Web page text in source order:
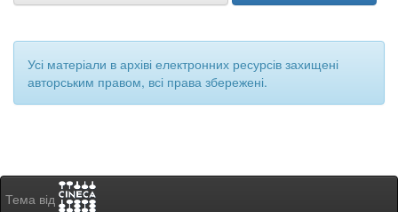
Усі матеріали в архіві електронних ресурсів захищені
авторським правом, всі права збережені.
Тема від